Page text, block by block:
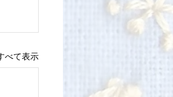
べて表示